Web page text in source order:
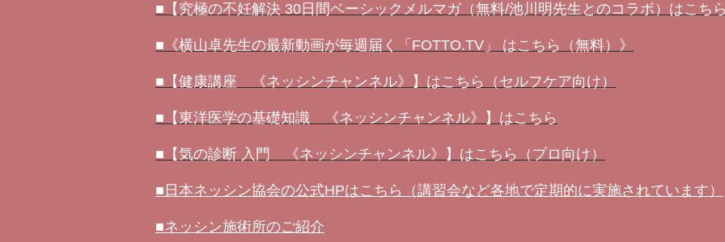
■【究極の不妊解決 30日間ベーシックメルマガ（無料/池川明先生とのコラボ）はこちら
■《横山卓先生の最新動画が毎週届く「FOTTO.TV」 はこちら（無料）》
■【健康講座 《ネッシンチャンネル》】はこちら（セルフケア向け）
■【東洋医学の基礎知識 《ネッシンチャンネル》】はこちら
■【気の診断 入門 《ネッシンチャンネル》】はこちら（プロ向け）
■日本ネッシン協会の公式HPはこちら（講習会など各地で定期的に実施されています）
■ネッシン施術所のご紹介